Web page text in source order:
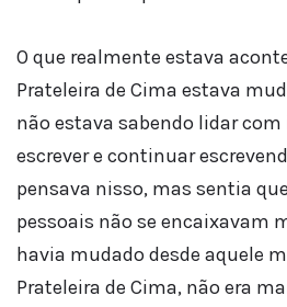
O que realmente estava
Prateleira de Cima estava
não estava sabendo lidar com
escrever e continuar
pensava nisso, mas sentia
pessoais não se encaixavam
havia mudado desde aquele
Prateleira de Cima, não era